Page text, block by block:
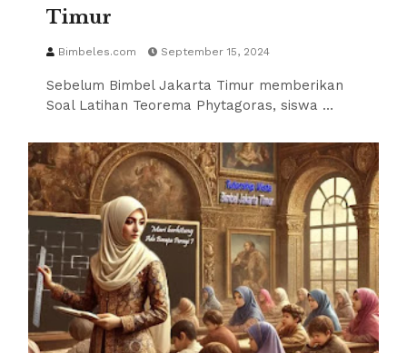
Timur
Bimbeles.com September 15, 2024
Sebelum Bimbel Jakarta Timur memberikan
Soal Latihan Teorema Phytagoras, siswa …